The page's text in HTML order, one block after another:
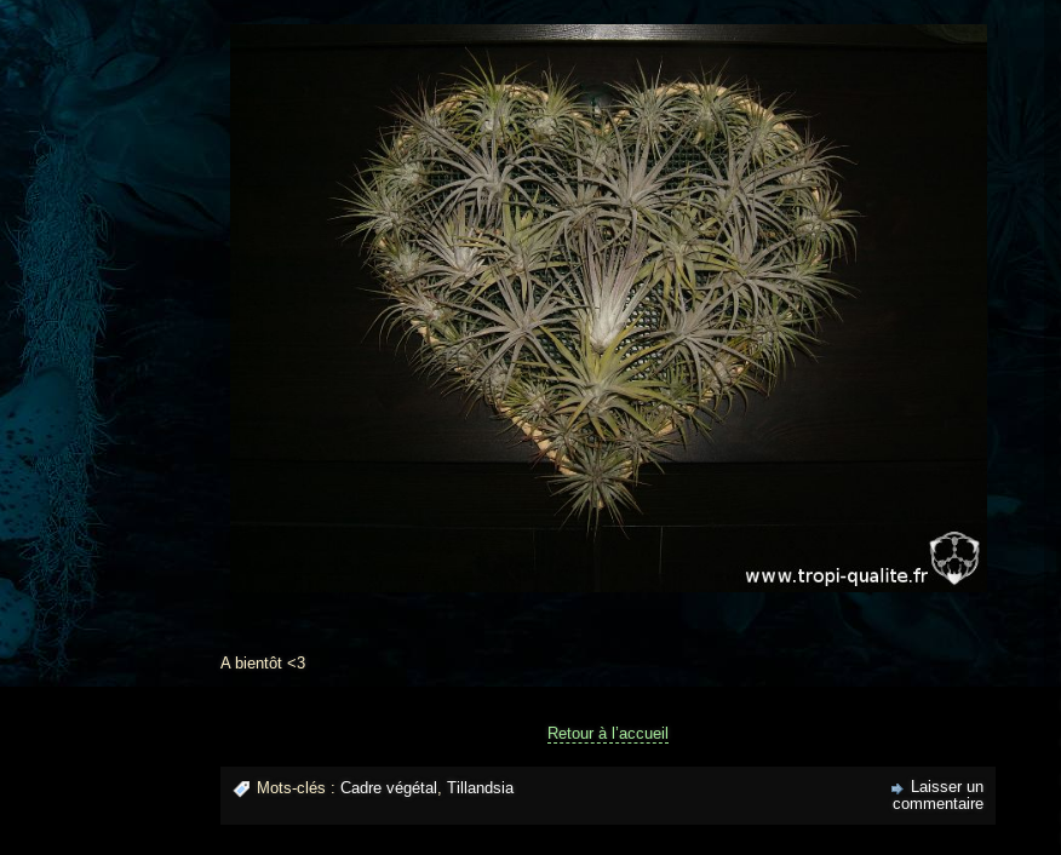
A bientôt <3
Retour à l’accueil
Mots-clés : Cadre végétal Tillandsia
Laisser un
commentaire